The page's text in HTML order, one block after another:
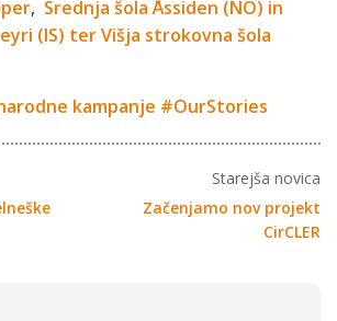
, Srednja šola Åssiden (NO) in
(IS) ter Višja strokovna šola
kampanje #OurStories
Starejša novica
Začenjamo nov projekt
CirCLER